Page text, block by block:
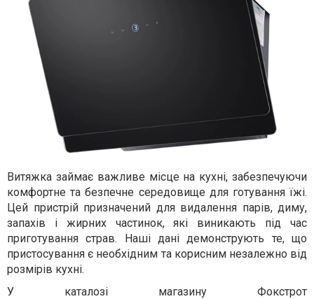
Витяжка займає важливе місце на кухні, забезпечуючи
комфортне та безпечне середовище для готування їжі.
Цей пристрій призначений для видалення парів, диму,
запахів і жирних частинок, які виникають під час
приготування страв. Наші дані демонструють те, що
пристосування є необхідним та корисним незалежно від
розмірів кухні.
У каталозі магазину Фокстрот